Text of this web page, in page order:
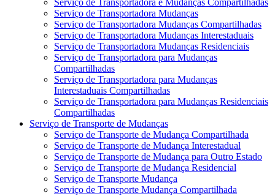
Serviço de Transportadora e Mudanças Compartilhadas
Serviço de Transportadora Mudanças
Serviço de Transportadora Mudanças Compartilhadas
Serviço de Transportadora Mudanças Interestaduais
Serviço de Transportadora Mudanças Residenciais
Serviço de Transportadora para Mudanças
Compartilhadas
Serviço de Transportadora para Mudanças
Interestaduais Compartilhadas
Serviço de Transportadora para Mudanças Residenciais
Compartilhadas
Serviço de Transporte de Mudanças
Serviço de Transporte de Mudança Compartilhada
Serviço de Transporte de Mudança Interestadual
Serviço de Transporte de Mudança para Outro Estado
Serviço de Transporte de Mudança Residencial
Serviço de Transporte Mudança
Serviço de Transporte Mudança Compartilhada